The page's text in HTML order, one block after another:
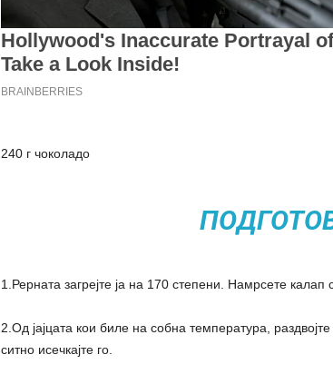
240 г чоколадо
1.Рерната загрејте ја на 170 степени. Намрсете
2.Од јајцата кои биле на собна температура,
ситно исечкајте го.